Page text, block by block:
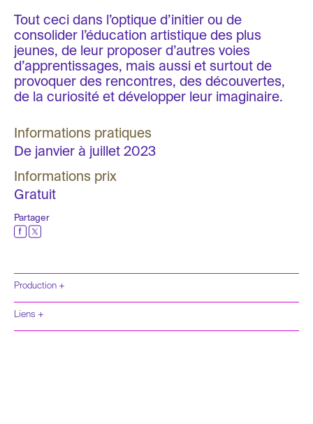
Production +
Liens +
Tout ceci dans l’optique d’initier ou de
consolider l’éducation artistique des plus
jeunes, de leur proposer d’autres voies
d’apprentissages, mais aussi et surtout de
provoquer des rencontres, des découvertes,
de la curiosité et développer leur imaginaire.
Informations pratiques
De janvier à juillet 2023
Informations prix
Gratuit
Partager